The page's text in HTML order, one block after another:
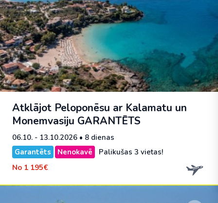
Atklājot Peloponēsu ar Kalamatu un
Monemvasiju GARANTĒTS
06.10. - 13.10.2026 • 8 dienas
Garantēts
Nenokavē
Palikušas 3 vietas!
No 1 195€